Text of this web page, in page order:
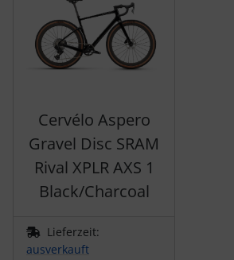
Cervélo Aspero
Gravel Disc SRAM
Rival XPLR AXS 1
Black/Charcoal
Lieferzeit:
ausverkauft
Shimano
SRAM
SRM
Stronglight
THM Carbones